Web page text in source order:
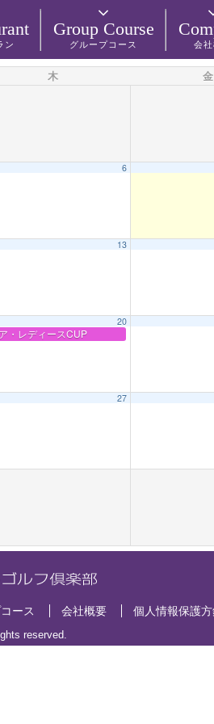
ン
Group Course
グループコース 会
木 金
6
13
20
・レディースCUP
27
ース 会社概要 個人情報保護
reserved.